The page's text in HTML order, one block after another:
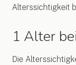
Alterssichtigkeit
1 Alter
Die